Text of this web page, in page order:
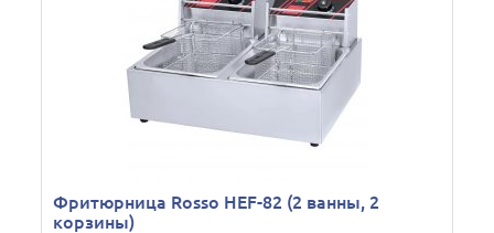
Фритюрница Rosso HEF-82 (2 ванны, 2
корзины)